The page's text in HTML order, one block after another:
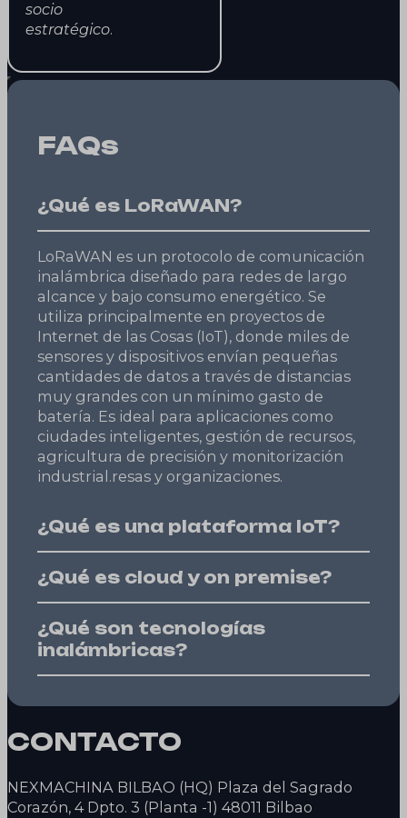
socio
estratégico.
FAQs
¿Qué es LoRaWAN?
LoRaWAN es un protocolo de comunicación
inalámbrica diseñado para redes de largo
alcance y bajo consumo energético. Se
utiliza principalmente en proyectos de
Internet de las Cosas (IoT), donde miles de
sensores y dispositivos envían pequeñas
cantidades de datos a través de distancias
muy grandes con un mínimo gasto de
batería. Es ideal para aplicaciones como
ciudades inteligentes, gestión de recursos,
agricultura de precisión y monitorización
industrial.resas y organizaciones.
¿Qué es una plataforma IoT?
¿Qué es cloud y on premise?
¿Qué son tecnologías
inalámbricas?
CONTACTO
NEXMACHINA BILBAO (HQ) Plaza del Sagrado
Corazón, 4 Dpto. 3 (Planta -1) 48011 Bilbao